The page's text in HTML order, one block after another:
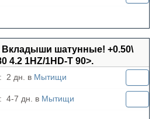
Вкладыши шатунные! +0.50\
4.2 1HZ/1HD-T 90>.
: 2 дн. в Мытищи
: 4-7 дн. в Мытищи